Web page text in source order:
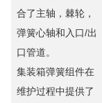
合了主轴，棘轮，
弹簧心轴和入口/出
口管道。
集装箱弹簧组件在
维护过程中提供了